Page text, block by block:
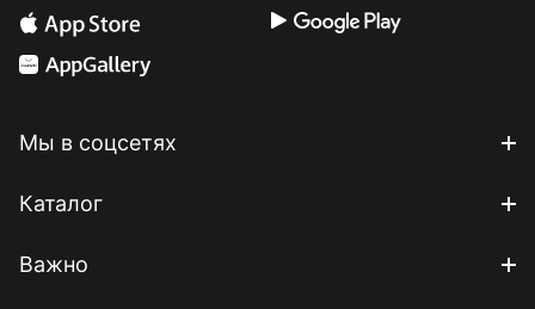
Мы в соцсетях
Каталог
Важно